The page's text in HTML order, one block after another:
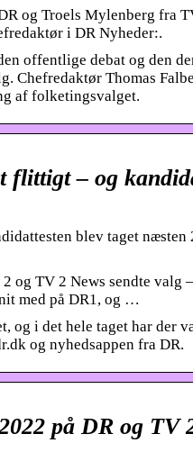
og Troels Mylenberg fra
i DR Nyheder:.
offentlige debat og den
Chefredaktør Thomas
af folketingsvalget.
flittigt – og
blev taget
og TV 2 News sendte valg
med på DR1, og …
og i det hele taget har der
og nyhedsappen fra DR.
på DR og TV